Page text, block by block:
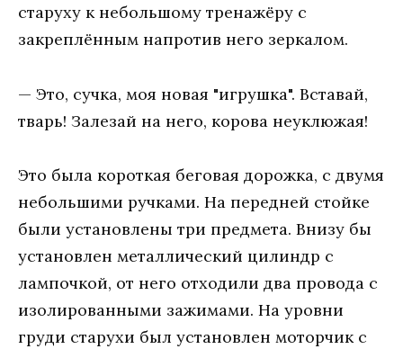
старуху к небольшому тренажёру с
закреплённым напротив него зеркалом.
— Это, сучка, моя новая "игрушка". Вставай,
тварь! Залезай на него, корова неуклюжая!
Это была короткая беговая дорожка, с двумя
небольшими ручками. На передней стойке
были установлены три предмета. Внизу бы
установлен металлический цилиндр с
лампочкой, от него отходили два провода с
изолированными зажимами. На уровни
груди старухи был установлен моторчик с